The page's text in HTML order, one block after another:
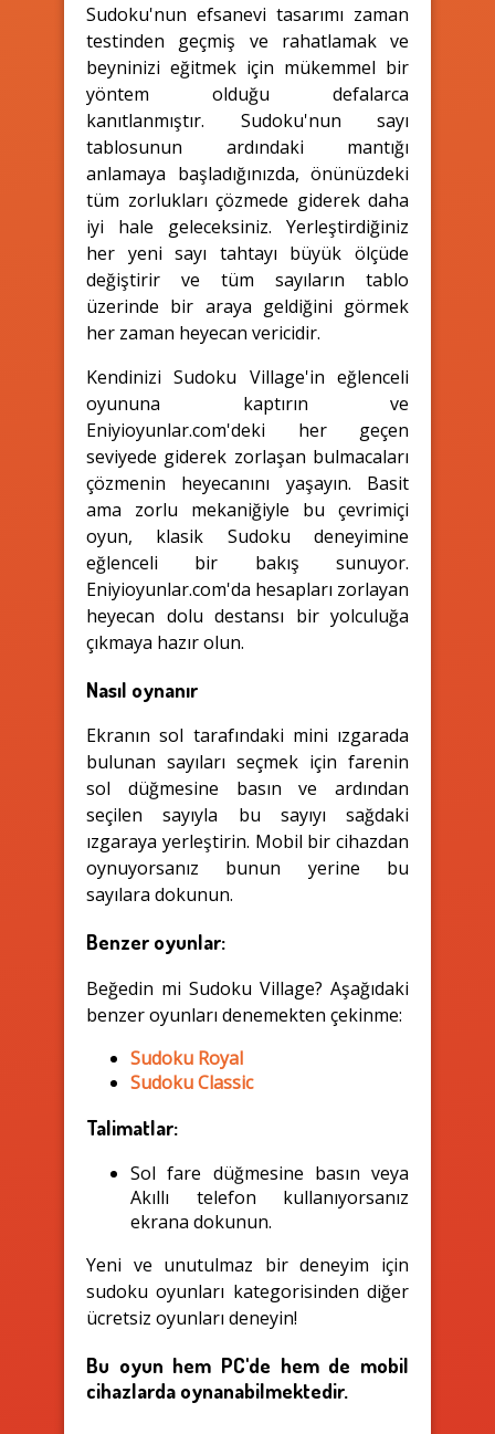
Sudoku'nun efsanevi tasarımı zaman
testinden geçmiş ve rahatlamak ve
beyninizi eğitmek için mükemmel bir
yöntem olduğu defalarca
kanıtlanmıştır. Sudoku'nun sayı
tablosunun ardındaki mantığı
anlamaya başladığınızda, önünüzdeki
tüm zorlukları çözmede giderek daha
iyi hale geleceksiniz. Yerleştirdiğiniz
her yeni sayı tahtayı büyük ölçüde
değiştirir ve tüm sayıların tablo
üzerinde bir araya geldiğini görmek
her zaman heyecan vericidir.
Kendinizi Sudoku Village'in eğlenceli
oyununa kaptırın ve
Eniyioyunlar.com'deki her geçen
seviyede giderek zorlaşan bulmacaları
çözmenin heyecanını yaşayın. Basit
ama zorlu mekaniğiyle bu çevrimiçi
oyun, klasik Sudoku deneyimine
eğlenceli bir bakış sunuyor.
Eniyioyunlar.com'da hesapları zorlayan
heyecan dolu destansı bir yolculuğa
çıkmaya hazır olun.
Nasıl oynanır
Ekranın sol tarafındaki mini ızgarada
bulunan sayıları seçmek için farenin
sol düğmesine basın ve ardından
seçilen sayıyla bu sayıyı sağdaki
ızgaraya yerleştirin. Mobil bir cihazdan
oynuyorsanız bunun yerine bu
sayılara dokunun.
Benzer oyunlar:
Beğedin mi Sudoku Village? Aşağıdaki
benzer oyunları denemekten çekinme:
Sudoku Royal
Sudoku Classic
Talimatlar:
Sol fare düğmesine basın veya
Akıllı telefon kullanıyorsanız
ekrana dokunun.
Yeni ve unutulmaz bir deneyim için
sudoku oyunları kategorisinden diğer
ücretsiz oyunları deneyin!
Bu oyun hem PC'de hem de mobil
cihazlarda oynanabilmektedir.